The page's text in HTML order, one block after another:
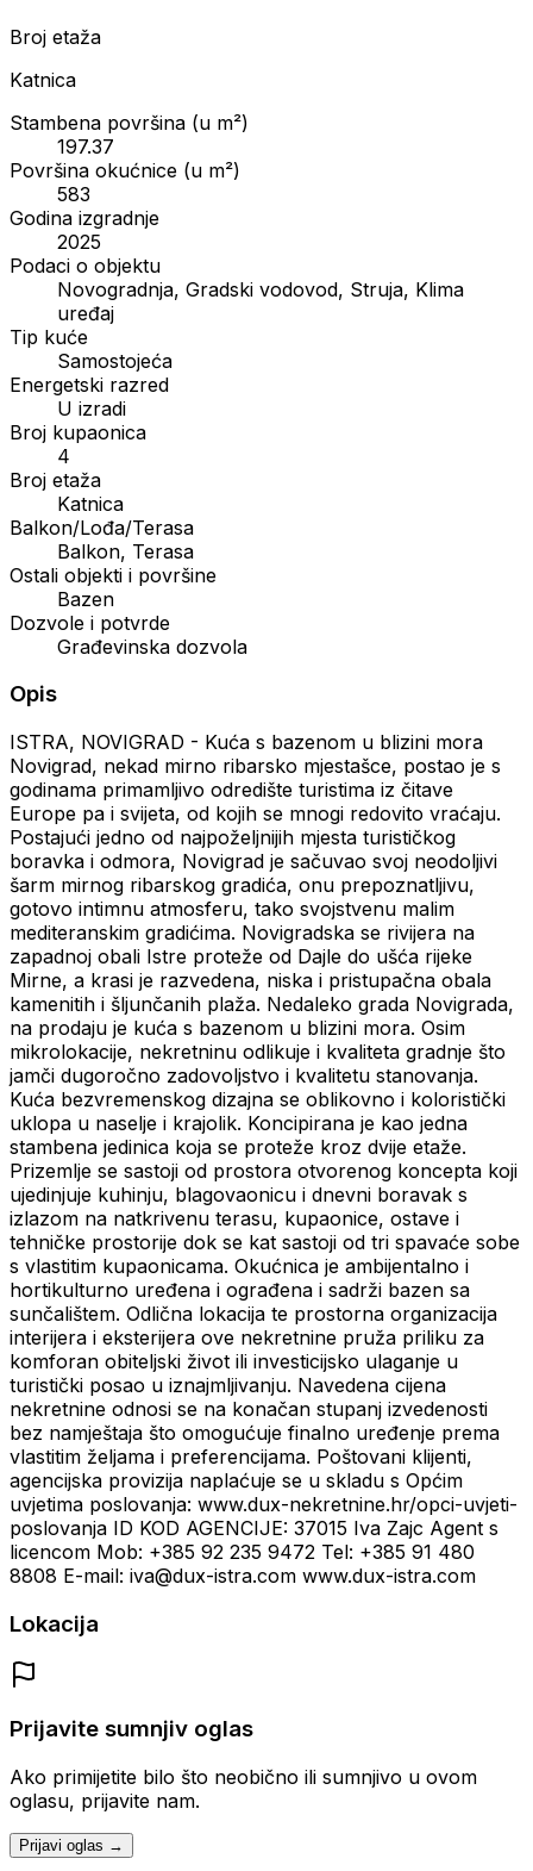
Broj etaža
Katnica
Stambena površina (u m²)
197.37
Površina okućnice (u m²)
583
Godina izgradnje
2025
Podaci o objektu
Novogradnja, Gradski vodovod, Struja, Klima
uređaj
Tip kuće
Samostojeća
Energetski razred
U izradi
Broj kupaonica
4
Broj etaža
Katnica
Balkon/Lođa/Terasa
Balkon, Terasa
Ostali objekti i površine
Bazen
Dozvole i potvrde
Građevinska dozvola
Opis
ISTRA, NOVIGRAD - Kuća s bazenom u blizini mora
Novigrad, nekad mirno ribarsko mjestašce, postao je s
godinama primamljivo odredište turistima iz čitave
Europe pa i svijeta, od kojih se mnogi redovito vraćaju.
Postajući jedno od najpoželjnijih mjesta turističkog
boravka i odmora, Novigrad je sačuvao svoj neodoljivi
šarm mirnog ribarskog gradića, onu prepoznatljivu,
gotovo intimnu atmosferu, tako svojstvenu malim
mediteranskim gradićima. Novigradska se rivijera na
zapadnoj obali Istre proteže od Dajle do ušća rijeke
Mirne, a krasi je razvedena, niska i pristupačna obala
kamenitih i šljunčanih plaža. Nedaleko grada Novigrada,
na prodaju je kuća s bazenom u blizini mora. Osim
mikrolokacije, nekretninu odlikuje i kvaliteta gradnje što
jamči dugoročno zadovoljstvo i kvalitetu stanovanja.
Kuća bezvremenskog dizajna se oblikovno i koloristički
uklopa u naselje i krajolik. Koncipirana je kao jedna
stambena jedinica koja se proteže kroz dvije etaže.
Prizemlje se sastoji od prostora otvorenog koncepta koji
ujedinjuje kuhinju, blagovaonicu i dnevni boravak s
izlazom na natkrivenu terasu, kupaonice, ostave i
tehničke prostorije dok se kat sastoji od tri spavaće sobe
s vlastitim kupaonicama. Okućnica je ambijentalno i
hortikulturno uređena i ograđena i sadrži bazen sa
sunčalištem. Odlična lokacija te prostorna organizacija
interijera i eksterijera ove nekretnine pruža priliku za
komforan obiteljski život ili investicijsko ulaganje u
turistički posao u iznajmljivanju. Navedena cijena
nekretnine odnosi se na konačan stupanj izvedenosti
bez namještaja što omogućuje finalno uređenje prema
vlastitim željama i preferencijama. Poštovani klijenti,
agencijska provizija naplaćuje se u skladu s Općim
uvjetima poslovanja: www.dux-nekretnine.hr/opci-uvjeti-
poslovanja ID KOD AGENCIJE: 37015 Iva Zajc Agent s
licencom Mob: +385 92 235 9472 Tel: +385 91 480
8808 E-mail: iva@dux-istra.com www.dux-istra.com
Lokacija
Prijavite sumnjiv oglas
Ako primijetite bilo što neobično ili sumnjivo u ovom
oglasu, prijavite nam.
Prijavi oglas →